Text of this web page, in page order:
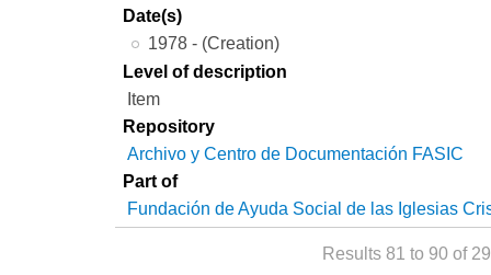
Date(s)
1978 - (Creation)
Level of description
Item
Repository
Archivo y Centro de Documentación FASIC
Part of
Fundación de Ayuda Social de las Iglesias
Results 81 to 90 of